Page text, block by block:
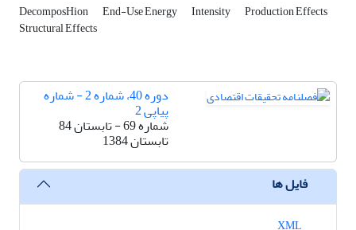
DecomposHion End-Use Energy Intensity Production Effects
Structural Effects
دوره 40، شماره 2 - شماره
پیاپی 2
شماره 69 - تابستان 84
تابستان 1384
فایل ها